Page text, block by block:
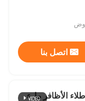
اتصل بنا
الأظافر ملء